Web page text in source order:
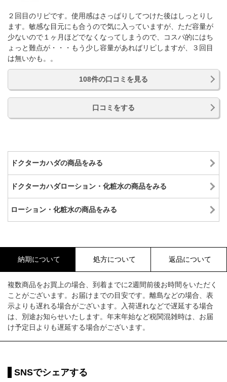
２回目のリピです。使用感はさっぱりしてつけた後はしっとりし
ます。敏感な目元にも合うので気に入っていますが、ただ容量が
少ないので１ヶ月ほどでなくなってしまうので、コスパ的にはち
ょっと難点が・・・もう少し容量があればリピしますが、３回目
は無いかも。。
108件の口コミを見る
口コミをする
ドクターカハダの商品をみる
ドクターカハダローション・化粧水の商品をみる
ローション・化粧水の商品をみる
納期について 処方について 返品について
複数商品をお買上の場合、到着までに2週間前後お時間をいただく
ことがございます。お届けまでの目安です。離島などの場合、表
示よりも遅れる場合がございます。入荷遅れなどで遅延する場合
は、別途お知らせいたします。年末年始など税関混雑時は、お届
け予定日よりも遅延する場合がございます。
SNSでシェアする